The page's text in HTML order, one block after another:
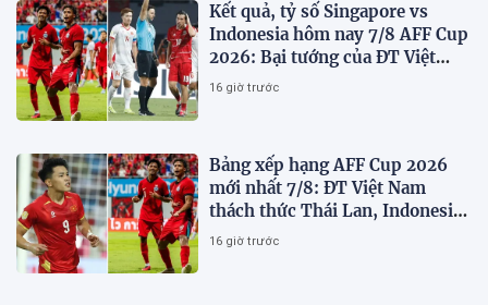
Kết quả, tỷ số Singapore vs
Indonesia hôm nay 7/8 AFF Cup
2026: Bại tướng của ĐT Việt
nam dừng bước sớm
16 giờ trước
Bảng xếp hạng AFF Cup 2026
mới nhất 7/8: ĐT Việt Nam
thách thức Thái Lan, Indonesia
dừng bước
16 giờ trước